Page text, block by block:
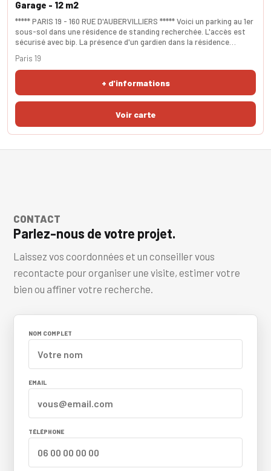
***** PARIS 19 - 160 RUE D'AUBERVILLIERS ***** Voici un parking au 1er
sous-sol dans une résidence de standing recherchée. L'accès est
sécurisé avec bip. La présence d'un gardien dans la résidence
SURFACES - 12m² environ.
Garage - 12 m2
+ d'informations
Paris 19
CONTACT
Parlez-nous de votre projet.
Laissez vos coordonnées et un conseiller vous
recontacte pour organiser une visite, estimer votre
bien ou affiner votre recherche.
NOM COMPLET
EMAIL
TÉLÉPHONE